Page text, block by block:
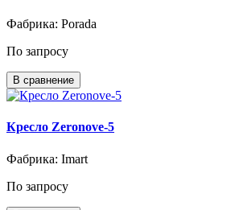
Фабрика: Porada
По запросу
В сравнение
Кресло Zeronove-5
Фабрика: Imart
По запросу